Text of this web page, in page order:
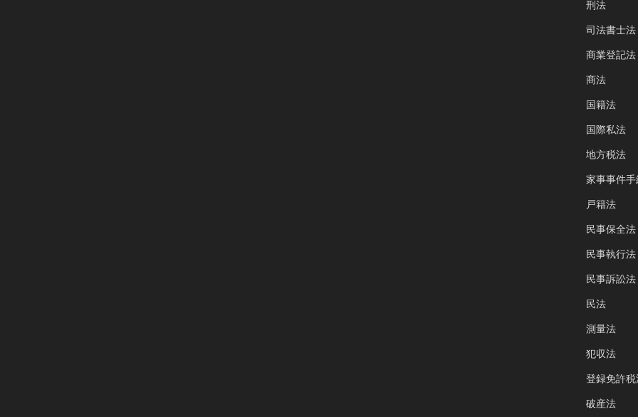
刑法
司法書士法
商業登記法
商法
国籍法
国際私法
地方税法
家事事件手
戸籍法
民事保全法
民事執行法
民事訴訟法
民法
測量法
犯収法
登録免許税
破産法